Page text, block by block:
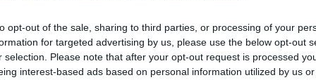
opt-out of the sale, sharing to third parties, or processing of your
for targeted advertising by us, please use the below opt-out
selection. Please note that after your opt-out request is processed
interest-based ads based on personal information utilized by us